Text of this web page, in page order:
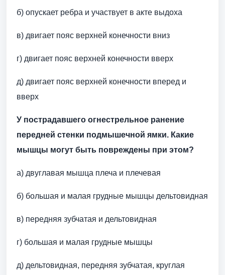
б) опускает ребра и участвует в акте выдоха
в) двигает пояс верхней конечности вниз
г) двигает пояс верхней конечности вверх
д) двигает пояс верхней конечности вперед и
вверх
У пострадавшего огнестрельное ранение
передней стенки подмышечной ямки. Какие
мышцы могут быть повреждены при этом?
а) двуглавая мышца плеча и плечевая
б) большая и малая грудные мышцы дельтовидная
в) передняя зубчатая и дельтовидная
г) большая и малая грудные мышцы
д) дельтовидная, передняя зубчатая, круглая